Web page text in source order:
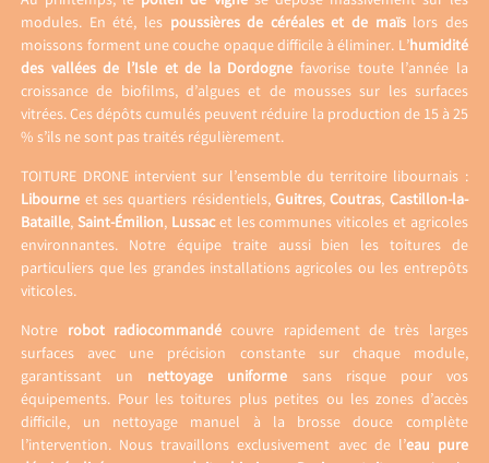
modules. En été, les poussières de céréales et de maïslors des
moissons forment une couche opaque difficile à éliminer. L’humidité
des vallées de l’Isle et de la Dordogne favorise toute l’année la
croissance de biofilms, d’algues et de mousses sur les surfaces
vitrées. Ces dépôts cumulés peuvent réduire la production de 15 à 25
% s’ils ne sont pas traités régulièrement.
TOITURE DRONE intervient sur l’ensemble du territoire libournais :
Libourne et ses quartiers résidentiels,Guitres,Coutras, Castillon-la-
Bataille,Saint-Émilion, Lussacet les communes viticoles et agricoles
environnantes. Notre équipe traite aussi bien les toitures de
particuliers que les grandes installations agricoles ou les entrepôts
viticoles.
Notre robot radiocommandécouvre rapidement de très larges
surfaces avec une précision constante sur chaque module,
garantissant un nettoyage uniforme sans risque pour vos
équipements. Pour les toitures plus petites ou les zones d’accès
difficile, un nettoyage manuel à la brosse douce complète
l’intervention. Nous travaillons exclusivement avec de l’eau pure